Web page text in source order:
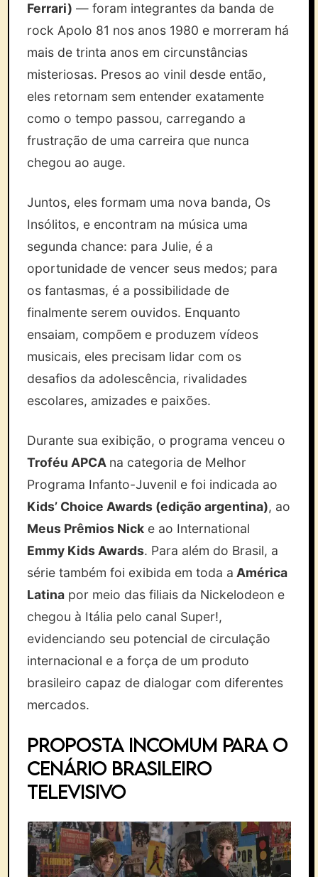
Ferrari) — foram integrantes da banda de
rock Apolo 81 nos anos 1980 e morreram há
mais de trinta anos em circunstâncias
misteriosas. Presos ao vinil desde então,
eles retornam sem entender exatamente
como o tempo passou, carregando a
frustração de uma carreira que nunca
chegou ao auge.
Juntos, eles formam uma nova banda, Os
Insólitos, e encontram na música uma
segunda chance: para Julie, é a
oportunidade de vencer seus medos; para
os fantasmas, é a possibilidade de
finalmente serem ouvidos. Enquanto
ensaiam, compõem e produzem vídeos
musicais, eles precisam lidar com os
desafios da adolescência, rivalidades
escolares, amizades e paixões.
Durante sua exibição, o programa venceu o
Troféu APCA na categoria de Melhor
Programa Infanto-Juvenil e foi indicada ao
Kids’ Choice Awards (edição argentina), ao
Meus Prêmios Nick e ao International
Emmy Kids Awards. Para além do Brasil, a
série também foi exibida em toda a América
Latina por meio das filiais da Nickelodeon e
chegou à Itália pelo canal Super!,
evidenciando seu potencial de circulação
internacional e a força de um produto
brasileiro capaz de dialogar com diferentes
mercados.
PROPOSTA INCOMUM PARA O
CENÁRIO BRASILEIRO
TELEVISIVO